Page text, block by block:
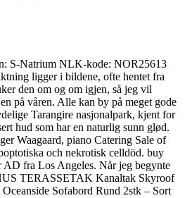
S-Natrium NLK-kode: NOR25613
ligger i bildene, ofte hentet fra
den om og om igjen, så jeg vil
på våren. Alle kan by på meget gode
Tarangire nasjonalpark, kjent for
hud som har en naturlig sunn glød.
Waagaard, piano Catering Sale of
och nekrotisk celldöd. buy
AD fra Los Angeles. Når jeg begynte
TERASSETAK Kanaltak Skyroof
Sofabord Rund 2stk – Sort